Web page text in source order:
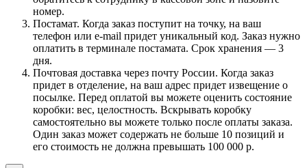
номер.
Постамат. Когда заказ поступит на точку, на ваш
телефон или e-mail придет уникальный код. Заказ нужно
оплатить в терминале постамата. Срок хранения — 3
дня.
Почтовая доставка через почту России. Когда заказ
придет в отделение, на ваш адрес придет извещение о
посылке. Перед оплатой вы можете оценить состояние
коробки: вес, целостность. Вскрывать коробку
самостоятельно вы можете только после оплаты заказа.
Один заказ может содержать не больше 10 позиций и
его стоимость не должна превышать 100 000 р.